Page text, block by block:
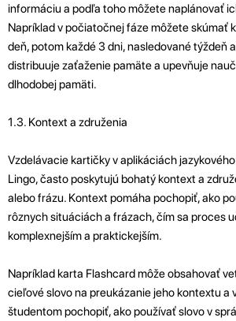
informáciu a podľa toho môžete naplánovať
Napríklad v počiatočnej fáze môžete skúmať
deň, potom každé 3 dni, nasledované týždeň
distribuuje zaťaženie pamäte a upevňuje
dlhodobej pamäti.
1.3. Kontext a združenia
Vzdelávacie kartičky v aplikáciách
Lingo, často poskytujú bohatý kontext a
alebo frázu. Kontext pomáha pochopiť, ako
rôznych situáciách a frázach, čím sa proces
komplexnejším a praktickejším.
Napríklad karta Flashcard môže obsahovať
cieľové slovo na preukázanie jeho kontextu a
študentom pochopiť, ako používať slovo v